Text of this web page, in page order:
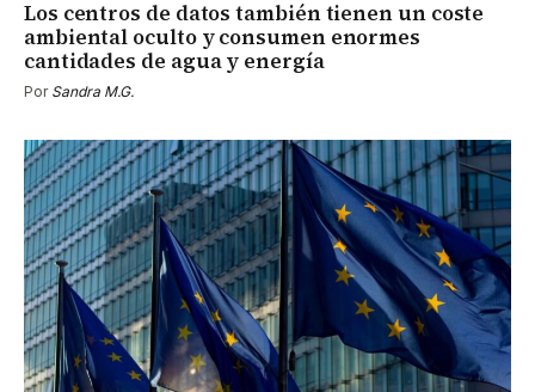
Los centros de datos también tienen un coste
ambiental oculto y consumen enormes
cantidades de agua y energía
Por Sandra M.G.